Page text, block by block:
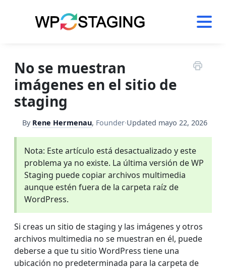
No se muestran
imágenes en el sitio de
staging
By Rene Hermenau, Founder·Updated mayo 22, 2026
Nota: Este artículo está desactualizado y este
problema ya no existe. La última versión de WP
Staging puede copiar archivos multimedia
aunque estén fuera de la carpeta raíz de
WordPress.
Si creas un sitio de staging y las imágenes y otros
archivos multimedia no se muestran en él, puede
deberse a que tu sitio WordPress tiene una
ubicación no predeterminada para la carpeta de